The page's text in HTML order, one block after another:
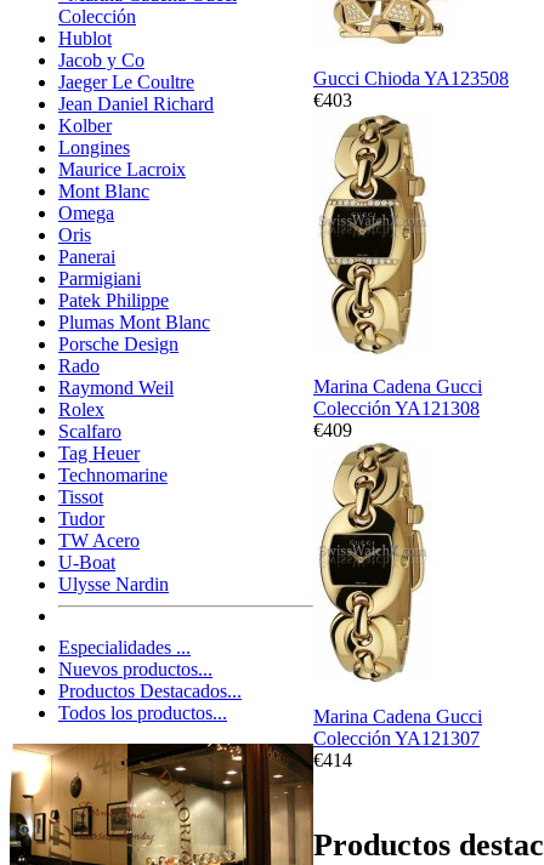
Colección
Hublot
Jacob y Co
Jaeger Le Coultre
Jean Daniel Richard
Kolber
Longines
Maurice Lacroix
Mont Blanc
Omega
Oris
Panerai
Parmigiani
Patek Philippe
Plumas Mont Blanc
Porsche Design
Rado
Raymond Weil
Rolex
Scalfaro
Tag Heuer
Technomarine
Tissot
Tudor
TW Acero
U-Boat
Ulysse Nardin
Especialidades ...
Nuevos productos...
Productos Destacados...
Todos los productos...
Gucci Chioda YA123508
€403
Marina Cadena Gucci
Colección YA121308
€409
Marina Cadena Gucci
Colección YA121307
€414
Productos